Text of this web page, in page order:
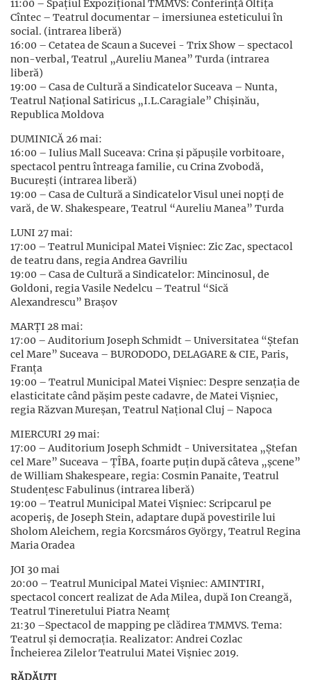
11:00 – Spațiul Expoziţional TMMVS: Conferință Oltița
Cîntec – Teatrul documentar – imersiunea esteticului în
social. (intrarea liberă)
16:00 – Cetatea de Scaun a Sucevei - Trix Show – spectacol
non-verbal, Teatrul „Aureliu Manea” Turda (intrarea
liberă)
19:00 – Casa de Cultură a Sindicatelor Suceava – Nunta,
Teatrul Național Satiricus „I.L.Caragiale” Chișinău,
Republica Moldova
DUMINICĂ 26 mai:
16:00 – Iulius Mall Suceava: Crina şi păpuşile vorbitoare,
spectacol pentru întreaga familie, cu Crina Zvobodă,
București (intrarea liberă)
19:00 – Casa de Cultură a Sindicatelor Visul unei nopți de
vară, de W. Shakespeare, Teatrul “Aureliu Manea” Turda
LUNI 27 mai:
17:00 – Teatrul Municipal Matei Vişniec: Zic Zac, spectacol
de teatru dans, regia Andrea Gavriliu
19:00 – Casa de Cultură a Sindicatelor: Mincinosul, de
Goldoni, regia Vasile Nedelcu – Teatrul “Sică
Alexandrescu” Brașov
MARȚI 28 mai:
17:00 – Auditorium Joseph Schmidt – Universitatea “Ștefan
cel Mare” Suceava – BURODODO, DELAGARE & CIE, Paris,
Franța
19:00 – Teatrul Municipal Matei Vişniec: Despre senzația de
elasticitate când pășim peste cadavre, de Matei Vișniec,
regia Răzvan Mureșan, Teatrul Naţional Cluj – Napoca
MIERCURI 29 mai:
17:00 – Auditorium Joseph Schmidt - Universitatea „Ștefan
cel Mare” Suceava – ȚÎBA, foarte puțin după câteva „șcene”
de William Shakespeare, regia: Cosmin Panaite, Teatrul
Studențesc Fabulinus (intrarea liberă)
19:00 – Teatrul Municipal Matei Vişniec: Scripcarul pe
acoperiș, de Joseph Stein, adaptare după povestirile lui
Sholom Aleichem, regia Korcsmáros György, Teatrul Regina
Maria Oradea
JOI 30 mai
20:00 – Teatrul Municipal Matei Vişniec: AMINTIRI,
spectacol concert realizat de Ada Milea, după Ion Creangă,
Teatrul Tineretului Piatra Neamţ
21:30 –Spectacol de mapping pe clădirea TMMVS. Tema:
Teatrul şi democraţia. Realizator: Andrei Cozlac
Încheierea Zilelor Teatrului Matei Vișniec 2019.
RĂDĂUȚI